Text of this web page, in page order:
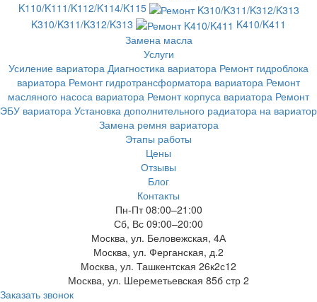
K110/K111/K112/K114/K115
K310/K311/K312/K313
K410/K411
Замена масла
Услуги
Усиление вариатора Диагностика вариатора Ремонт гидроблока
вариатора Ремонт гидротрансформатора вариатора Ремонт
масляного насоса вариатора Ремонт корпуса вариатора Ремонт
ЭБУ вариатора Установка дополнительного радиатора на вариатор
Замена ремня вариатора
Этапы работы
Цены
Отзывы
Блог
Контакты
Пн-Пт 08:00–21:00
Сб, Вс 09:00–20:00
Москва, ул. Беловежская, 4А
Москва, ул. Ферганская, д.2
Москва, ул. Ташкентская 26к2с12
Москва, ул. Шереметьевская 85б стр 2
Заказать звонок